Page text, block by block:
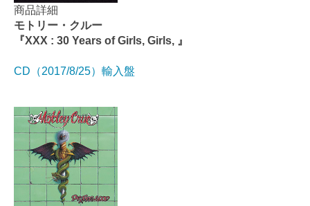
商品詳細
モトリー・クルー
『XXX : 30 Years of Girls, Girls, 』
CD（2017/8/25）輸入盤